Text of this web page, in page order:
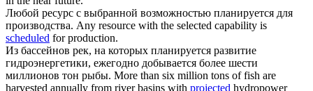
Любой ресурс с выбранной возможностью планируется для
производства. Any resource with the selected capability is
scheduled for production.
Из бассейнов рек, на которых планируется развитие
гидроэнергетики, ежегодно добывается более шести
миллионов тон рыбы. More than six million tons of fish are
harvested annually from river basins with projected hydropower